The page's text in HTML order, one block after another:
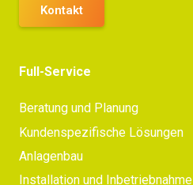
Kontakt
Full-Service
Beratung und Planung
Kundenspezifische Lösungen
Anlagenbau
Installation und Inbetriebnahme